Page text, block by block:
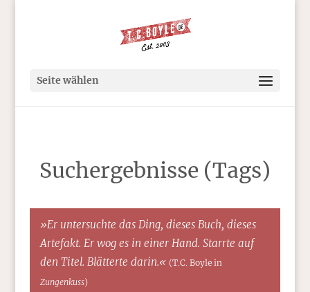
Seite wählen
Suchergebnisse (Tags)
»Er untersuchte das Ding, dieses Buch, dieses
Artefakt. Er wog es in einer Hand. Starrte auf
den Titel. Blätterte darin.« (T.C. Boyle in
Zungenkuss)